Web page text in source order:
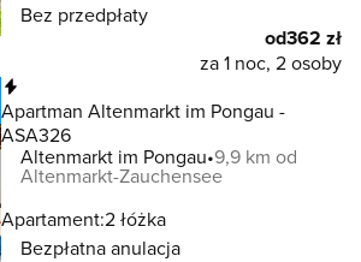
Bez przedpłaty
od362 zł
za 1 noc, 2 osoby
Apartman Altenmarkt im Pongau -
ASA326
Altenmarkt im Pongau 9,9 km od
Altenmarkt-Zauchensee
Apartament:2 łóżka
Bezpłatna anulacja